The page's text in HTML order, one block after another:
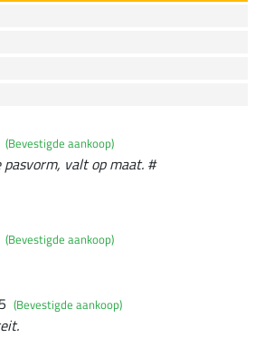
(Bevestigde aankoop)
valt op maat. #
(Bevestigde aankoop)
(Bevestigde aankoop)